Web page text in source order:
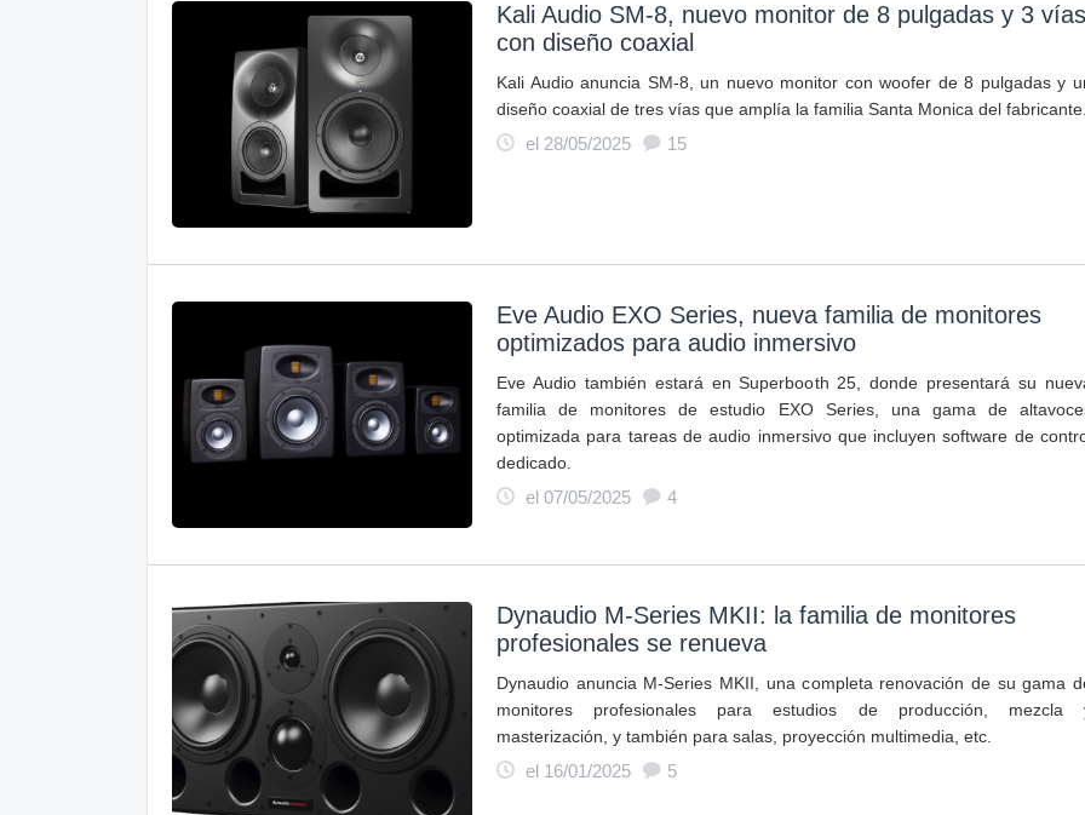
Kali Audio SM-8, nuevo monitor de 8 pulgadas y 3 vías
con diseño coaxial
Kali Audio anuncia SM-8, un nuevo monitor con woofer de 8 pulgadas y
diseño coaxial de tres vías que amplía la familia Santa Monica del
el 28/05/2025
15
Eve Audio EXO Series, nueva familia de monitores
optimizados para audio inmersivo
Eve Audio también estará en Superbooth 25, donde presentará su
familia de monitores de estudio EXO Series, una gama de
optimizada para tareas de audio inmersivo que incluyen software de
dedicado.
el 07/05/2025
4
Dynaudio M-Series MKII: la familia de monitores
profesionales se renueva
Dynaudio anuncia M-Series MKII, una completa renovación de su gama
monitores profesionales para estudios de producción, mezcla
masterización, y también para salas, proyección multimedia, etc.
el 16/01/2025
5